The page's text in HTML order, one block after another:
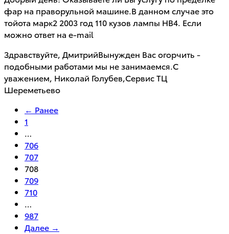
фар на праворульной машине.В данном случае это
тойота марк2 2003 год 110 кузов лампы HB4. Если
можно ответ на e-mail
Здравствуйте, ДмитрийВынужден Вас огорчить -
подобными работами мы не занимаемся.С
уважением, Николай Голубев,Сервис ТЦ
Шереметьево
← Ранее
1
…
706
707
708
709
710
…
987
Далее →